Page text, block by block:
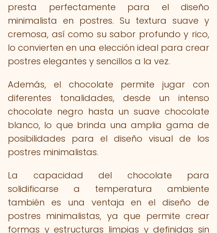
presta perfectamente para el diseño
minimalista en postres. Su textura suave y
cremosa, así como su sabor profundo y rico,
lo convierten en una elección ideal para crear
postres elegantes y sencillos a la vez.
Además, el chocolate permite jugar con
diferentes tonalidades, desde un intenso
chocolate negro hasta un suave chocolate
blanco, lo que brinda una amplia gama de
posibilidades para el diseño visual de los
postres minimalistas.
La capacidad del chocolate para
solidificarse a temperatura ambiente
también es una ventaja en el diseño de
postres minimalistas, ya que permite crear
formas y estructuras limpias y definidas sin